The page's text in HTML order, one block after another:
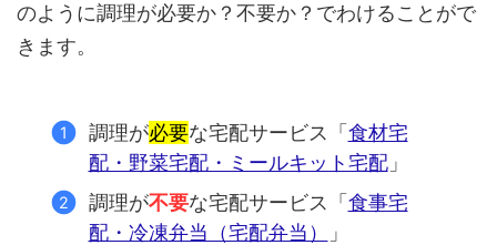
のように調理が必要か？不要か？でわけることがで
きます。
調理が必要な宅配サービス「食材宅
配・野菜宅配・ミールキット宅配」
調理が不要な宅配サービス「食事宅
配・冷凍弁当（宅配弁当）
」